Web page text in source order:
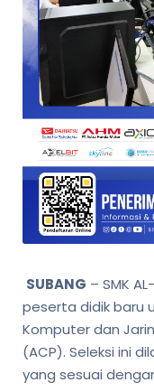
SUBANG – SMK
peserta didik baru
Komputer dan
(ACP). Seleksi ini
yang sesuai